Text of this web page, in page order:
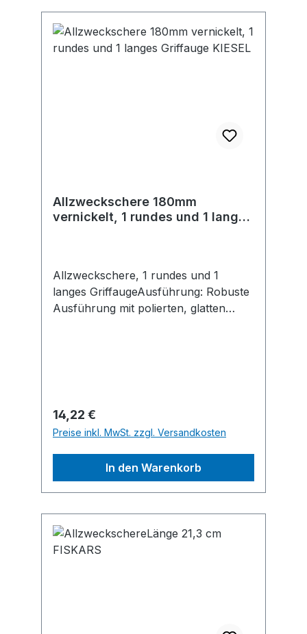
Allzweckschere 180mm
vernickelt, 1 rundes und 1 langes
Allzweckschere, 1 rundes und 1
langes GriffaugeAusführung: Robuste
Ausführung mit polierten, glatten
Regulärer Preis:
14,22 €
Preise inkl. MwSt. zzgl. Versandkosten
In den Warenkorb